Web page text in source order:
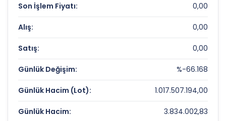
Son İşlem Fiyatı: 0,00
Alış: 0,00
Satış: 0,00
Günlük Değişim: %-66.168
Günlük Hacim (Lot): 1.017.507.194,00
Günlük Hacim: 3.834.002,83